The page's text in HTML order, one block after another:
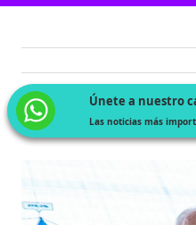
Únete a nuestro
Las noticias más